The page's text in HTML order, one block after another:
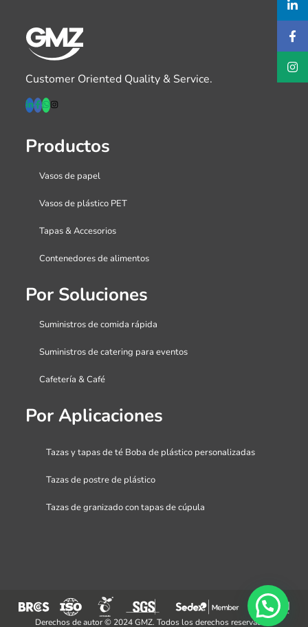
Customer Oriented Quality & Service.
Productos
Vasos de papel
Vasos de plástico PET
Tapas & Accesorios
Contenedores de alimentos
Por Soluciones
Suministros de comida rápida
Suministros de catering para eventos
Cafetería & Café
Por Aplicaciones
Tazas y tapas de té Boba de plástico personalizadas
Tazas de postre de plástico
Tazas de granizado con tapas de cúpula
Derechos de autor © 2024 GMZ. Todos los derechos reservados.